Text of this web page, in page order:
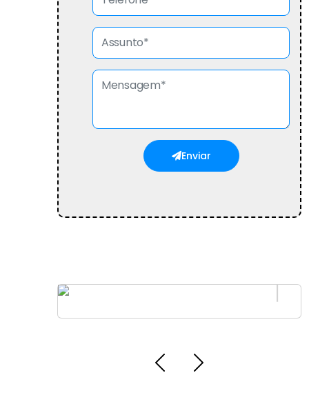
Enviar
Empresa de Instalação de sistemas de